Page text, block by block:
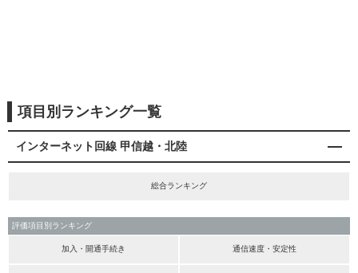
項目別ランキング一覧
インターネット回線 甲信越・北陸
総合ランキング
評価項目別ランキング
加入・開通手続き 通信速度・安定性